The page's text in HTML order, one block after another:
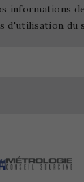
informations
d'utilisation du